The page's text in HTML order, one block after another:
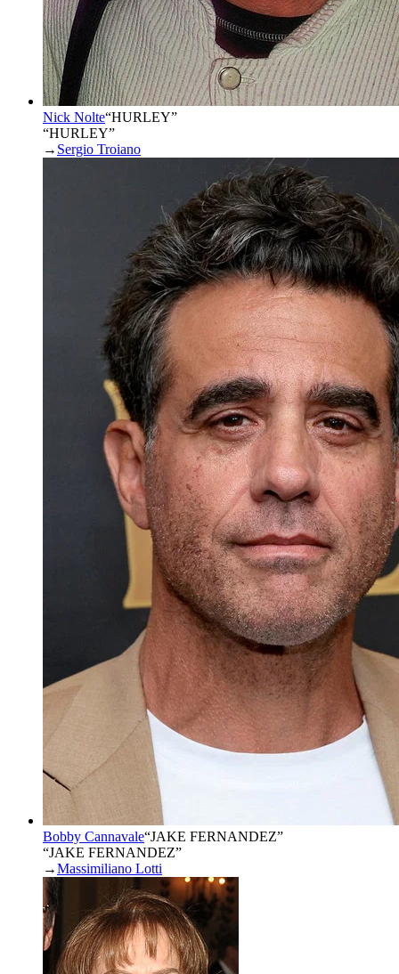
Nick Nolte“HURLEY”
“HURLEY”
→ Sergio Troiano
Bobby Cannavale“JAKE FERNANDEZ”
“JAKE FERNANDEZ”
→Massimiliano Lotti